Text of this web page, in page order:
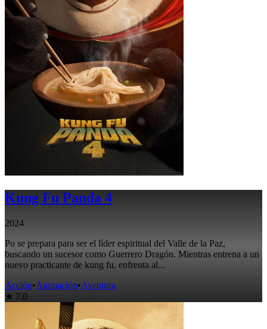
Kung Fu Panda 4
2024
Po se prepara para ser el líder espiritual del Valle de la Paz,
buscando un sucesor como Guerrero Dragón. Mientras entrena a un
nuevo practicante de kung fu, enfrenta al...
Acción•Animación•Aventura
★ 7.0